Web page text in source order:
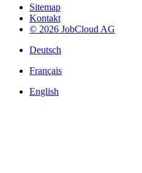
Sitemap
Kontakt
© 2026 JobCloud AG
Deutsch
Français
English